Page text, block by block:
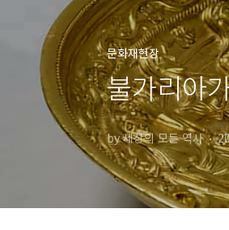
문화재현장
불가리아
by 세상의 모든 역사